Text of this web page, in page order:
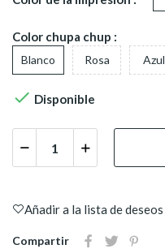
Color chupa chup :
Blanco Rosa Azul
 Disponible
Añadir a la lista de deseos
Compartir